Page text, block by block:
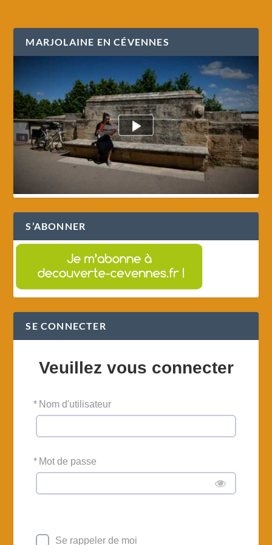
MARJOLAINE EN CÉVENNES
S’ABONNER
SE CONNECTER
Veuillez vous connecter
* Nom d'utilisateur
* Mot de passe
Se rappeler de moi